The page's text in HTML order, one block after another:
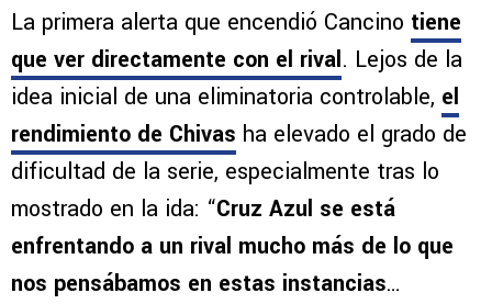
La primera alerta que encendió Cancino tiene
que ver directamente con el rival. Lejos de la
idea inicial de una eliminatoria controlable, el
rendimiento de Chivas ha elevado el grado de
dificultad de la serie, especialmente tras lo
mostrado en la ida: “Cruz Azul se está
enfrentando a un rival mucho más de lo que
nos pensábamos en estas instancias…